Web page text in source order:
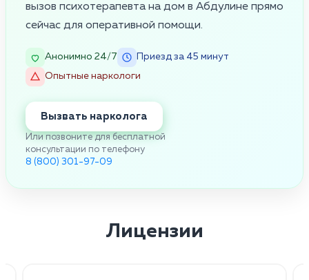
вызов психотерапевта на дом в Абдулине прямо
сейчас для оперативной помощи.
Анонимно 24/7
Приезд за 45 минут
Опытные наркологи
Вызвать нарколога
Или позвоните для бесплатной
консультации по телефону
8 (800) 301-97-09
Лицензии